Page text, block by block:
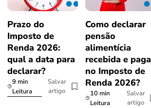
Prazo do
Imposto de
Renda 2026:
qual a data para
declarar?
9 min
Leitura
Salvar
artigo
Como declarar
pensão
alimentícia
recebida e paga
no Imposto de
Renda 2026?
10 min
Leitura
Salvar
artigo